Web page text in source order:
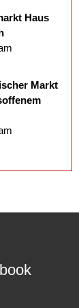
Haus
Markt